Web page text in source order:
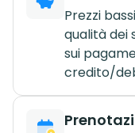
Prezzi
qualità dei
sui
credito/